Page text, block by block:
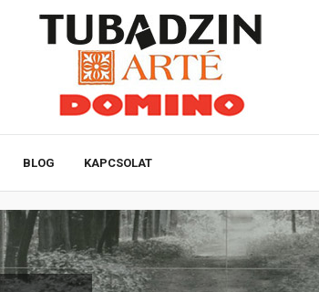
BLOG KAPCSOLAT